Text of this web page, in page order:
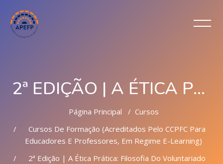
2ª EDIÇÃO | A ÉTICA PRÁTICA: FILOSOFIA DO VOLUNTARIADO COMO DIDÁTICA DE UMA EDUCAÇÃO INCLUSIVA - 15 H
Página Principal
Cursos
Cursos De Formação (Acreditados Pelo CCPFC Para
Educadores E Professores, Em Regime E-Learning)
2ª Edição | A Ética Prática: Filosofia Do Voluntariado